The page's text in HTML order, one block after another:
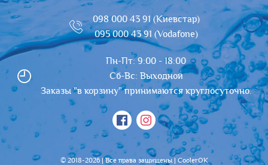
098 000 43 91 (Киевстар)
095 000 43 91 (Vodafone)
Пн-Пт: 9:00 - 18:00
Сб-Вс: Выходной
Заказы "в корзину" принимаются круглосуточно.
© 2018-2026 | Все права защищены | CoolerOK